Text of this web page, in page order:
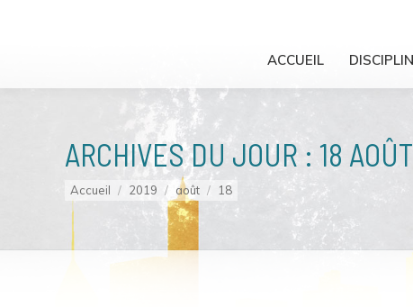
ACCUEIL
ARCHIVES DU JOUR : 18
Vous êtes ici :
Accueil 2019 août 18